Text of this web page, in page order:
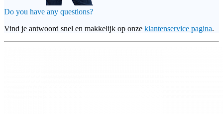
Do you have any questions?
Vind je antwoord snel en makkelijk op onze klantenservice pagina.